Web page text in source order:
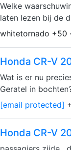
Welke
laten lezen bij de
whitetornado +50
Honda CR-V
Wat is er nu
Geratel in
[email protected]
Honda CR-V